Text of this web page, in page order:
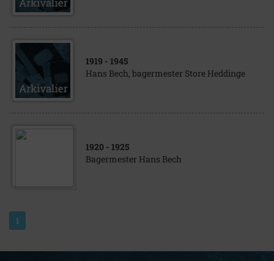
1919 - 1945
Hans Bech, bagermester Store Heddinge
1920 - 1925
Bagermester Hans Bech
1